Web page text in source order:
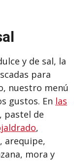
y de sal, la
para
nuestro menú
gustos. En las
pastel de
,
arequipe,
mora y